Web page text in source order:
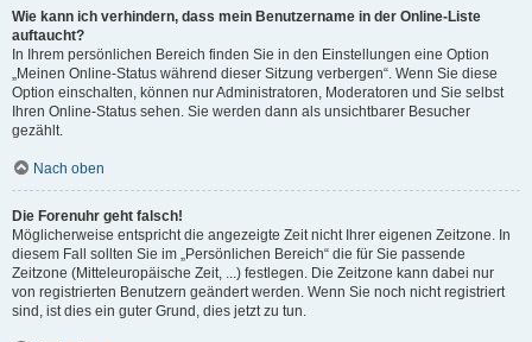
Wie kann ich verhindern, dass mein Benutzername in der Online-Liste
auftaucht?
In Ihrem persönlichen Bereich finden Sie in den Einstellungen eine Option
„Meinen Online-Status während dieser Sitzung verbergen“. Wenn Sie diese
Option einschalten, können nur Administratoren, Moderatoren und Sie selbst
Ihren Online-Status sehen. Sie werden dann als unsichtbarer Besucher
gezählt.
Nach oben
Die Forenuhr geht falsch!
Möglicherweise entspricht die angezeigte Zeit nicht Ihrer eigenen Zeitzone. In
diesem Fall sollten Sie im „Persönlichen Bereich“ die für Sie passende
Zeitzone (Mitteleuropäische Zeit, ...) festlegen. Die Zeitzone kann dabei nur
von registrierten Benutzern geändert werden. Wenn Sie noch nicht registriert
sind, ist dies ein guter Grund, dies jetzt zu tun.